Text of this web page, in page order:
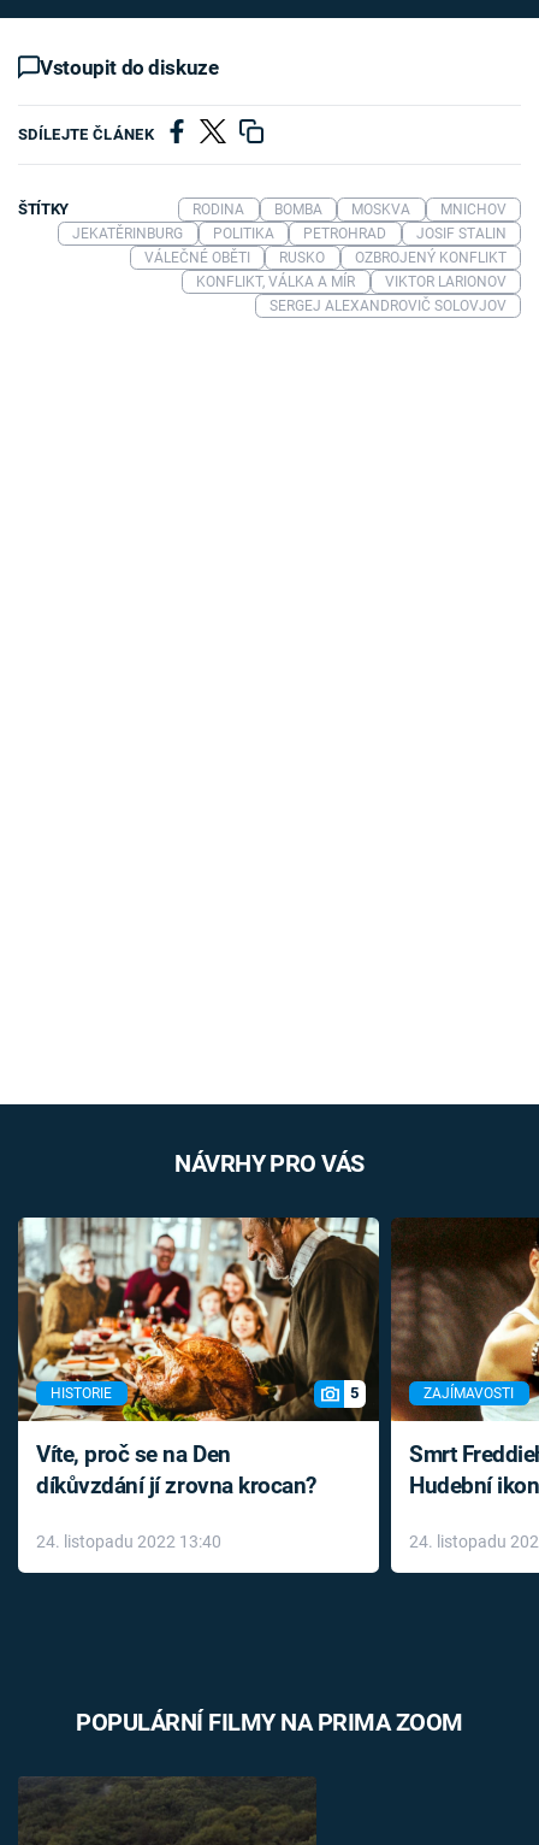
Vstoupit do diskuze
SDÍLEJTE ČLÁNEK
ŠTÍTKY RODINA BOMBA MOSKVA
MNICHOV
JEKATĚRINBURG
POLITIKA PETROHRAD
JOSIF STALIN
VÁLEČNÉ OBĚTI
RUSKO
OZBROJENÝ KONFLIKT
KONFLIKT, VÁLKA A MÍR
VIKTOR LARIONOV
SERGEJ ALEXANDROVIČ SOLOVJOV
NÁVRHY PRO VÁS
HISTORIE 5
Víte, proč se na Den
díkůvzdání jí zrovna krocan?
24. listopadu 2022 13:40
ZAJÍMAVOSTI
Smrt
Hudební
léky
24. listopadu
POPULÁRNÍ FILMY NA PRIMA ZOOM